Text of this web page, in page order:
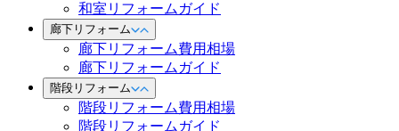
和室リフォームガイド
廊下リフォーム
廊下リフォーム費用相場
廊下リフォームガイド
階段リフォーム
階段リフォーム費用相場
階段リフォームガイド